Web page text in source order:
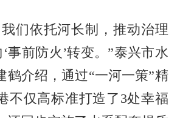
们依托河长制，推动治理
‘事前防火’转变。”泰兴市水
鹤介绍，通过“一河一策”精
不仅高标准打造了3处幸福